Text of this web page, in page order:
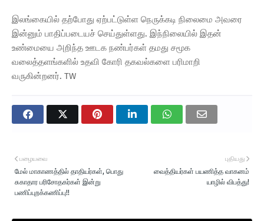
இலங்கையில் தற்போது ஏற்பட்டுள்ள நெருக்கடி நிலைமை அவரை
இன்னும் பாதிப்படையச் செய்துள்ளது. இந்நிலையில் இதன்
உண்மையை அறிந்த ஊடக நண்பர்கள் தமது சமூக
வலைத்தளங்களில் உதவி கோரி தகவல்களை பரிமாறி
வருகின்றனர். TW
புதியது
வைத்தியர்கள் பயணித்த வாகனம்
யாழில் விபத்து!
பழையவை
மேல் மாகாணத்தில் தாதியர்கள், பொது
சுகாதார பரிசோதகர்கள் இன்று
பணிப்புறக்கணிப்பு!!